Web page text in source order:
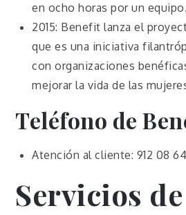
en ocho horas por un equipo.
2015: Benefit lanza el
que es una iniciativa
con organizaciones
mejorar la vida de las
Teléfono de
Atención al cliente: 912 08
Servicios de